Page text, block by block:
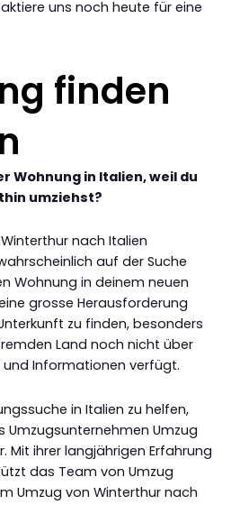
uns noch heute für eine
finden
Wohnung in Italien, weil du
umziehst?
nach Italien
auf der Suche
Wohnung in deinem neuen
grosse Herausforderung
zu finden, besonders
Land noch nicht über
Informationen verfügt.
in Italien zu helfen,
Umzugsunternehmen Umzug
Mit ihrer langjährigen Erfahrung
das Team von Umzug
Umzug von Winterthur nach